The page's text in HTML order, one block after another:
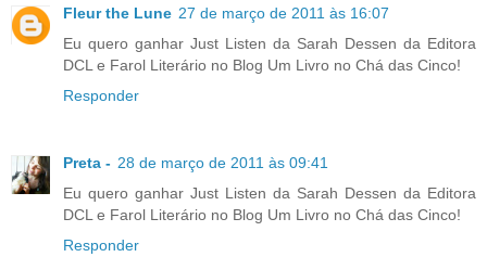
Fleur the Lune 27 de março de 2011 às 16:07
Eu quero ganhar Just Listen da Sarah Dessen da Editora
DCL e Farol Literário no Blog Um Livro no Chá das Cinco!
Responder
Preta - 28 de março de 2011 às 09:41
Eu quero ganhar Just Listen da Sarah Dessen da Editora
DCL e Farol Literário no Blog Um Livro no Chá das Cinco!
Responder